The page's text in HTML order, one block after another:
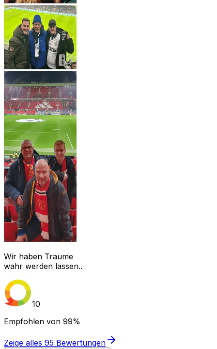
Wir haben Träume
wahr werden lassen..
10
Empfohlen von 99%
Zeige alles 95 Bewertungen